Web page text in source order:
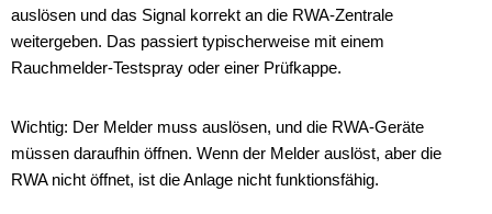
auslösen und das Signal korrekt an die RWA-Zentrale
weitergeben. Das passiert typischerweise mit einem
Rauchmelder-Testspray oder einer Prüfkappe.
Wichtig: Der Melder muss auslösen, und die RWA-Geräte
müssen daraufhin öffnen. Wenn der Melder auslöst, aber die
RWA nicht öffnet, ist die Anlage nicht funktionsfähig.